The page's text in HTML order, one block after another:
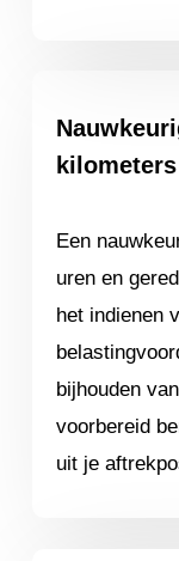
kilometers
Een
uren en
het indienen
bijhouden
voorbereid
uit je